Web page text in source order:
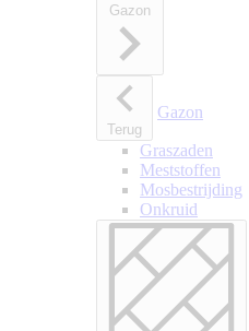
Gazon
Terug
Gazon
Graszaden
Meststoffen
Mosbestrijding
Onkruid